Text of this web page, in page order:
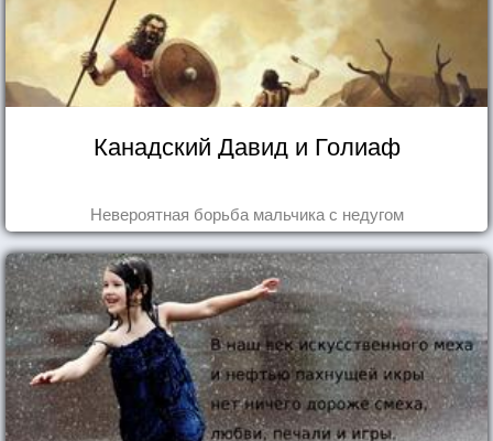
Канадский Давид и Голиаф
Невероятная борьба мальчика с недугом